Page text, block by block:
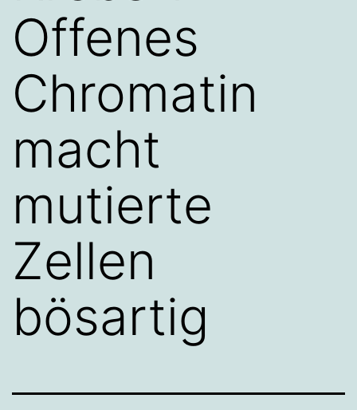
Offenes
Chromatin
macht
mutierte
Zellen
bösartig